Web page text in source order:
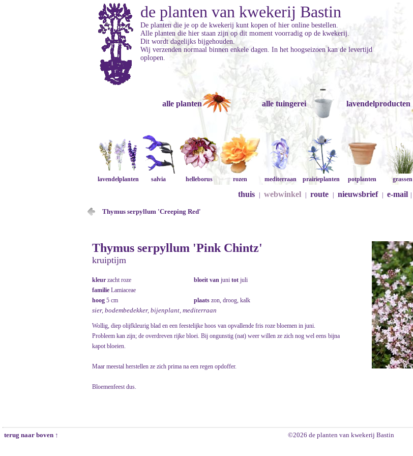
de planten van kwekerij Bastin
De planten die je op de kwekerij kunt kopen of hier online bestellen.
Alle planten die hier staan zijn op dit moment voorradig op de kwekerij.
Dit wordt dagelijks bijgehouden.
Wij verzenden normaal binnen enkele dagen. In het hoogseizoen kan de levertijd
oplopen.
alle planten alle tuingerei lavendelproducten
lavendelplanten salvia helleborus rozen mediterraan prairieplanten potplanten grassen
thuis webwinkel route nieuwsbrief e-mail
Thymus serpyllum 'Creeping Red'
Thymus serpyllum 'Pink Chintz'
kruiptijm
kleur zacht roze bloeit van juni tot juli
familie Lamiaceae
hoog 5 cm plaats zon, droog, kalk
sier, bodembedekker, bijenplant, mediterraan
Wollig, diep olijfkleurig blad en een feestelijke hoos van opvallende fris roze bloemen in juni.
Probleem kan zijn; de overdreven rijke bloei. Bij ongunstig (nat) weer willen ze zich nog wel eens bijna
kapot bloeien.
Maar meestal herstellen ze zich prima na een regen opdoffer.
Bloemenfeest dus.
terug naar boven ↑ ©2026 de planten van kwekerij Bastin